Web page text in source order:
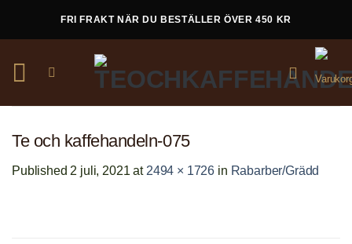
FRI FRAKT NÄR DU BESTÄLLER ÖVER 450 KR
Te och kaffehandeln-075
Published 2 juli, 2021 at 2494 × 1726 in Rabarber/Grädd